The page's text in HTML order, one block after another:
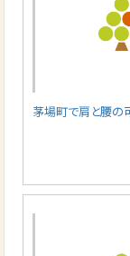
茅場町で肩と腰